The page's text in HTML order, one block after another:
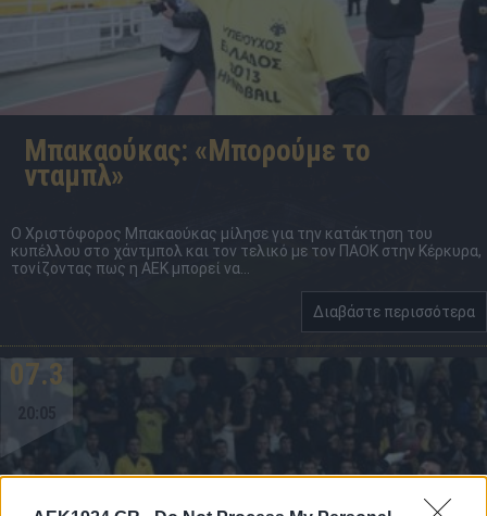
Mπακαούκας: «Μπορούμε το
νταμπλ»
Ο Χριστόφορος Μπακαούκας μίλησε για την κατάκτηση του
κυπέλλου στο χάντμπολ και τον τελικό με τον ΠΑΟΚ στην Κέρκυρα,
τονίζοντας πως η ΑΕΚ μπορεί να...
Διαβάστε περισσότερα
07.3